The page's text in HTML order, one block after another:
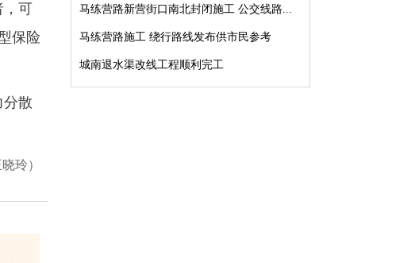
，可
保险
散
玲）
马练营路新营街口南北封闭施工 公交线路...
马练营路施工 绕行路线发布供市民参考
城南退水渠改线工程顺利完工